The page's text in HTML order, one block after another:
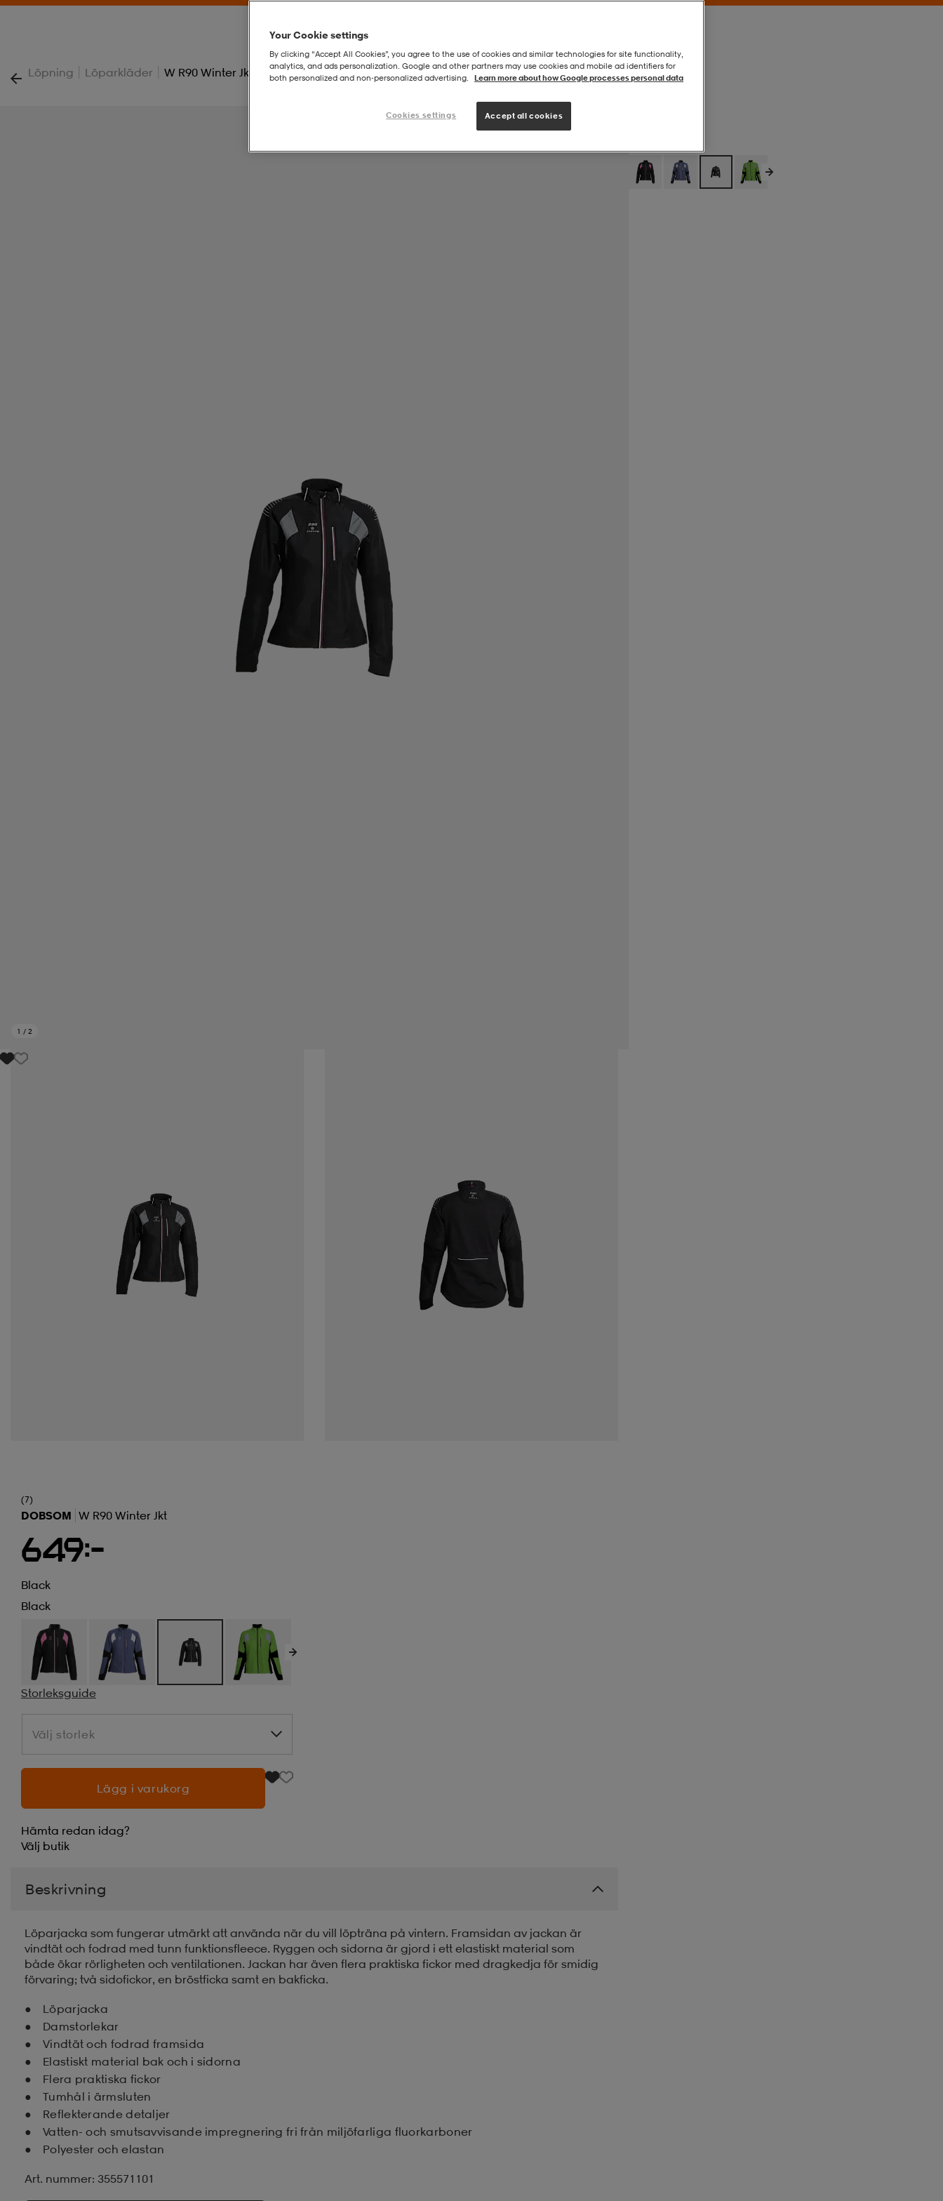
Löpning | Löparkläder | W R90 Winter Jkt
1 / 2
(7)
DOBSOM W R90 Winter Jkt
649:-
Black
Black
Storleksguide
Välj storlek
Välj storlek
Lägg i varukorg
Hämta redan idag?
Välj butik
Beskrivning
Löparjacka som fungerar utmärkt att använda när du vill löpträna på vintern. Framsidan av jackan är
vindtät och fodrad med tunn funktionsfleece. Ryggen och sidorna är gjord i ett elastiskt material som
både ökar rörligheten och ventilationen. Jackan har även flera praktiska fickor med dragkedja för smidig
förvaring; två sidofickor, en bröstficka samt en bakficka.
Löparjacka
Damstorlekar
Vindtät och fodrad framsida
Elastiskt material bak och i sidorna
Flera praktiska fickor
Tumhål i ärmsluten
Reflekterande detaljer
Vatten- och smutsavvisande impregnering fri från miljöfarliga fluorkarboner
Polyester och elastan
Art. nummer: 355571101
Your Cookie settings
By clicking “Accept All Cookies”, you agree to the use of cookies and similar technologies for site functionality,
analytics, and ads personalization. Google and other partners may use cookies and mobile ad identifiers for
both personalized and non‑personalized advertising.
Learn more about how Google processes personal data
Cookies settings Accept all cookies